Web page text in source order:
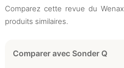
Comparez cette revue du
produits similaires.
Comparer avec Sonder Q